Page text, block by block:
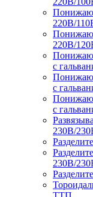
220В/
220В/
с
с
с
230В/
230В/